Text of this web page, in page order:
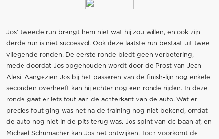
Jos’ tweede run brengt hem niet wat hij zou willen, en ook zijn
derde run is niet succesvol. Ook deze laatste run bestaat uit twee
vliegende ronden. De eerste ronde biedt geen verbetering,
mede doordat Jos opgehouden wordt door de Prost van Jean
Alesi. Aangezien Jos bij het passeren van de finish-lijn nog enkele
seconden overheeft kan hij echter nog een ronde rijden. In deze
ronde gaat er iets fout aan de achterkant van de auto. Wat er
precies fout ging was net na de training nog niet bekend, omdat
de auto nog niet in de pits terug was. Jos spint van de baan af, en
Michael Schumacher kan Jos net ontwijken. Toch voorkomt de